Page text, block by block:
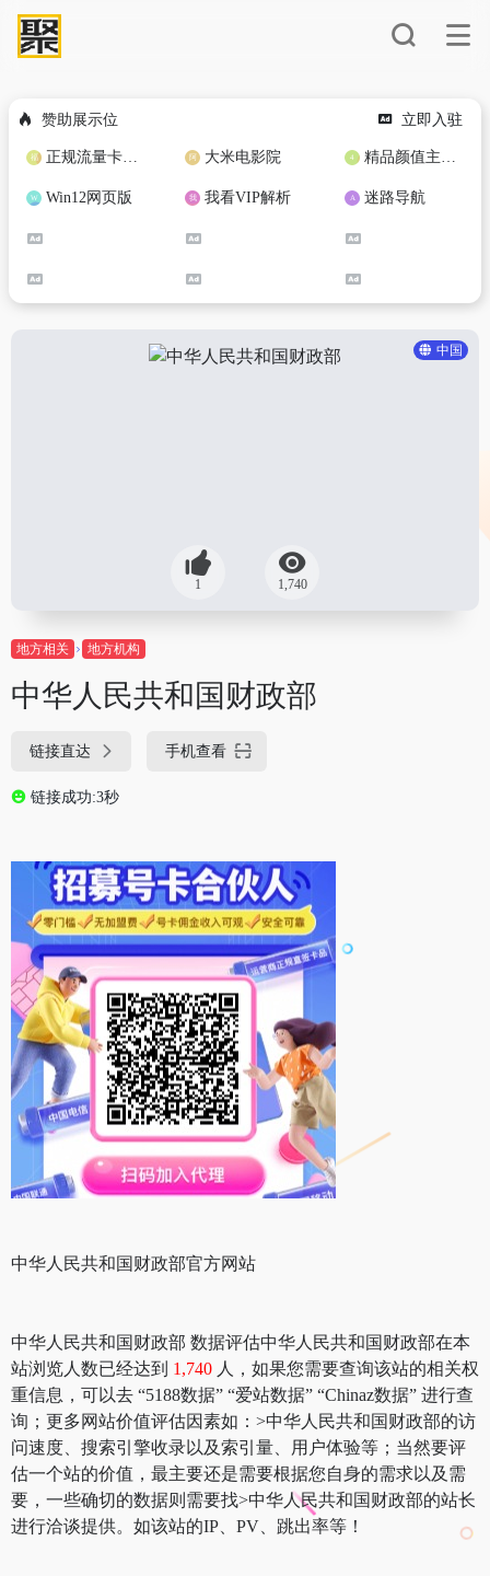
赞助展示位 立即入驻
正规流量卡免费加盟合作 大米电影院 精品颜值主播定制
Win12网页版 我看VIP解析 迷路导航
中国
1 1,740
地方相关 地方机构
中华人民共和国财政部
链接直达 手机查看
链接成功:3秒
中华人民共和国财政部官方网站
中华人民共和国财政部 数据评估中华人民共和国财政部在本
站浏览人数已经达到 1,740 人，如果您需要查询该站的相关权
重信息，可以去 “5188数据” “爱站数据” “Chinaz数据” 进行查
询；更多网站价值评估因素如：>中华人民共和国财政部的访
问速度、搜索引擎收录以及索引量、用户体验等；当然要评
估一个站的价值，最主要还是需要根据您自身的需求以及需
要，一些确切的数据则需要找>中华人民共和国财政部的站长
进行洽谈提供。如该站的IP、PV、跳出率等！